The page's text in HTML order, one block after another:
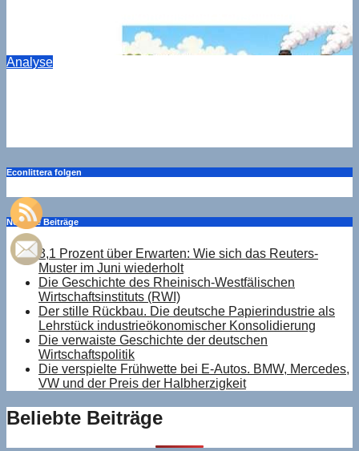
Drucker
Analyse
Econlittera folgen
Neueste Beiträge
3,1 Prozent über Erwarten: Wie sich das Reuters-
Muster im Juni wiederholt
Die Geschichte des Rheinisch-Westfälischen
Wirtschaftsinstituts (RWI)
Der stille Rückbau. Die deutsche Papierindustrie als
Lehrstück industrieökonomischer Konsolidierung
Die verwaiste Geschichte der deutschen
Wirtschaftspolitik
Die verspielte Frühwette bei E-Autos. BMW, Mercedes,
VW und der Preis der Halbherzigkeit
Beliebte Beiträge